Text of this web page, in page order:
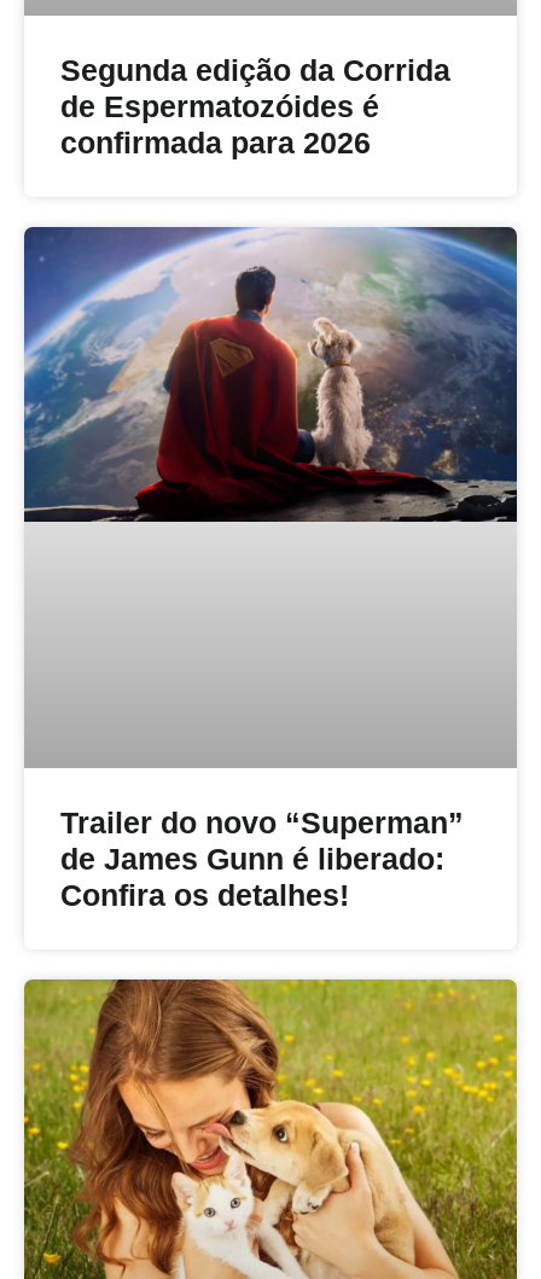
Segunda edição da Corrida
de Espermatozóides é
confirmada para 2026
Trailer do novo “Superman”
de James Gunn é liberado:
Confira os detalhes!